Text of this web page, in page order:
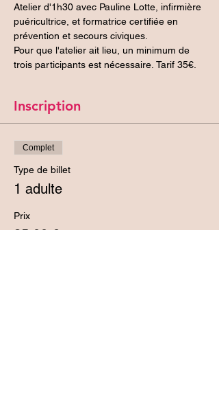
Atelier d'1h30 avec Pauline Lotte, infirmière
puéricultrice, et formatrice certifiée en
prévention et secours civiques.
Pour que l'atelier ait lieu, un minimum de
trois participants est nécessaire. Tarif 35€.
Inscription
Complet
Type de billet
1 adulte
Prix
35,00 €